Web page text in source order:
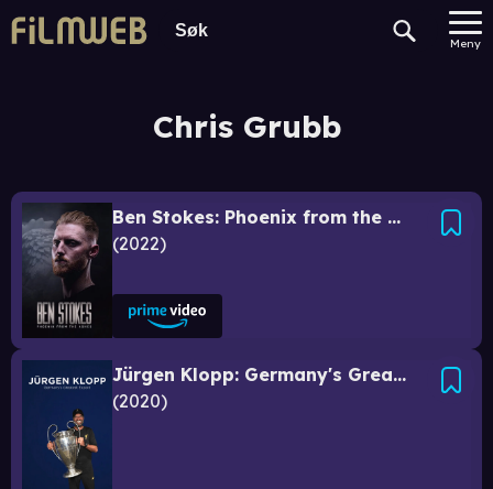
Meny
Chris Grubb
Ben Stokes: Phoenix from the Ashes
2022
Jürgen Klopp: Germany's Greatest Export
2020